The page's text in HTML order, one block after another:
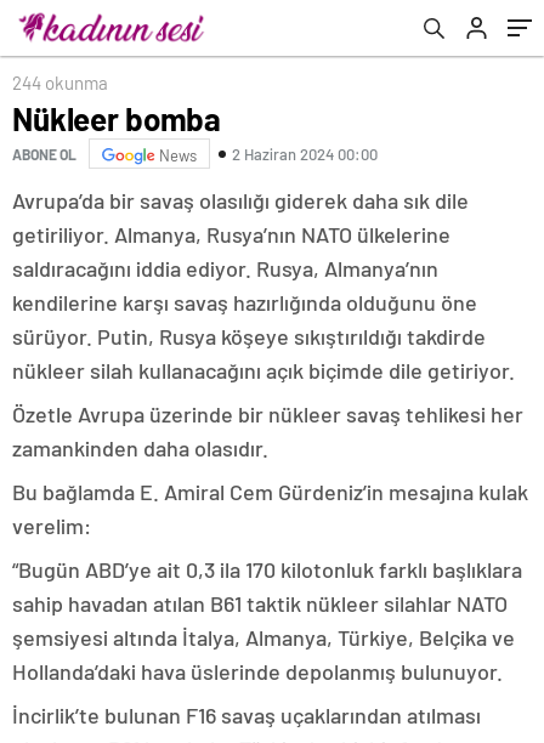
244 okunma
Nükleer bomba
ABONE OL News 2 Haziran 2024 00:00
Avrupa’da bir savaş olasılığı giderek daha sık dile
getiriliyor. Almanya, Rusya’nın NATO ülkelerine
saldıracağını iddia ediyor. Rusya, Almanya’nın
kendilerine karşı savaş hazırlığında olduğunu öne
sürüyor. Putin, Rusya köşeye sıkıştırıldığı takdirde
nükleer silah kullanacağını açık biçimde dile getiriyor.
Özetle Avrupa üzerinde bir nükleer savaş tehlikesi her
zamankinden daha olasıdır.
Bu bağlamda E. Amiral Cem Gürdeniz’in mesajına kulak
verelim:
“Bugün ABD’ye ait 0,3 ila 170 kilotonluk farklı başlıklara
sahip havadan atılan B61 taktik nükleer silahlar NATO
şemsiyesi altında İtalya, Almanya, Türkiye, Belçika ve
Hollanda’daki hava üslerinde depolanmış bulunuyor.
İncirlik’te bulunan F16 savaş uçaklarından atılması